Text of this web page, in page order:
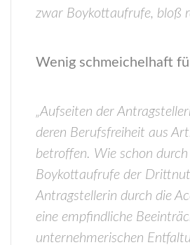
zwar Boykottaufrufe, bloß
Wenig schmeichelhaft
„Aufseiten der
deren Berufsfreiheit aus
betroffen. Wie schon durch
Boykottaufrufe der
Antragstellerin durch die
eine empfindliche
unternehmerischen